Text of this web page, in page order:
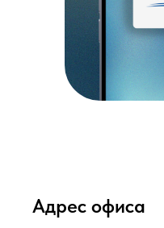
Адрес офиса